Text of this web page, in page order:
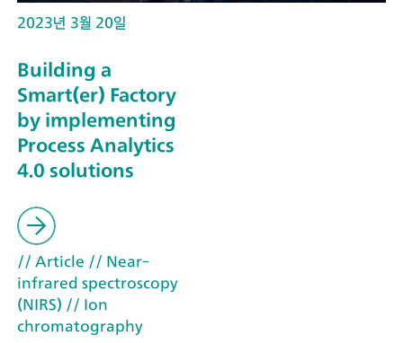
2023년 3월 20일
Building a
Smart(er) Factory
by implementing
Process Analytics
4.0 solutions
// Article // Near-
infrared spectroscopy
(NIRS) // Ion
chromatography